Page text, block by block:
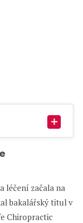
léčení začala na
bakalářský titul v
Chiropractic